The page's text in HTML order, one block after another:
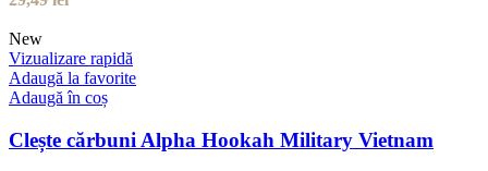
New
Vizualizare rapidă
Adaugă la favorite
Adaugă în coș
Clește cărbuni Alpha Hookah Military Vietnam